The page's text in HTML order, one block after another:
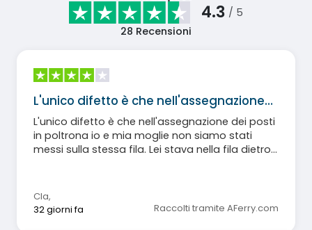
4.3 / 5
28 Recensioni
L'unico difetto è che nell'assegnazione…
L'unico difetto è che nell'assegnazione dei posti
in poltrona io e mia moglie non siamo stati
messi sulla stessa fila. Lei stava nella fila dietro
Cla,
32 giorni fa
Raccolti tramite AFerry.com